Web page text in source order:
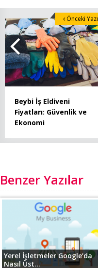
Beybi İş Eldiveni
Fiyatları: Güvenlik ve
Ekonomi
Önceki Yazı
Benzer Yazılar
Yerel İşletmeler Google’da
Nasıl Üst...